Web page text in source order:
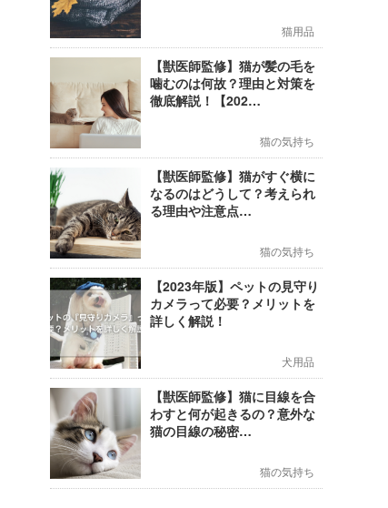
猫用品
【獣医師監修】猫が髪の毛を
噛むのは何故？理由と対策を
徹底解説！【202…
猫の気持ち
【獣医師監修】猫がすぐ横に
なるのはどうして？考えられ
る理由や注意点…
猫の気持ち
【2023年版】ペットの見守り
カメラって必要？メリットを
詳しく解説！
犬用品
【獣医師監修】猫に目線を合
わすと何が起きるの？意外な
猫の目線の秘密…
猫の気持ち